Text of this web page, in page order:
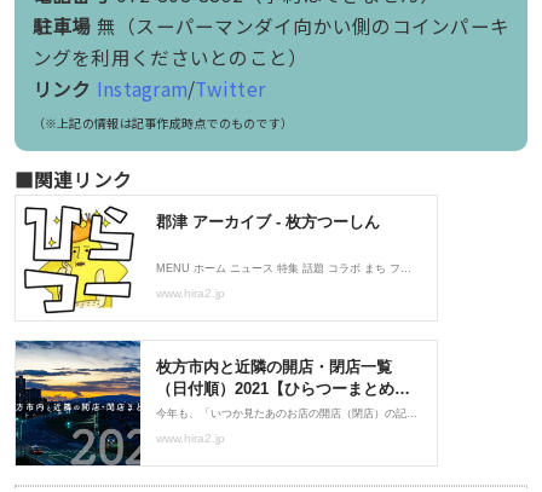
駐車場 無（スーパーマンダイ向かい側のコインパーキ
ングを利用くださいとのこと）
リンク Instagram/Twitter
（※上記の情報は記事作成時点でのものです）
■関連リンク